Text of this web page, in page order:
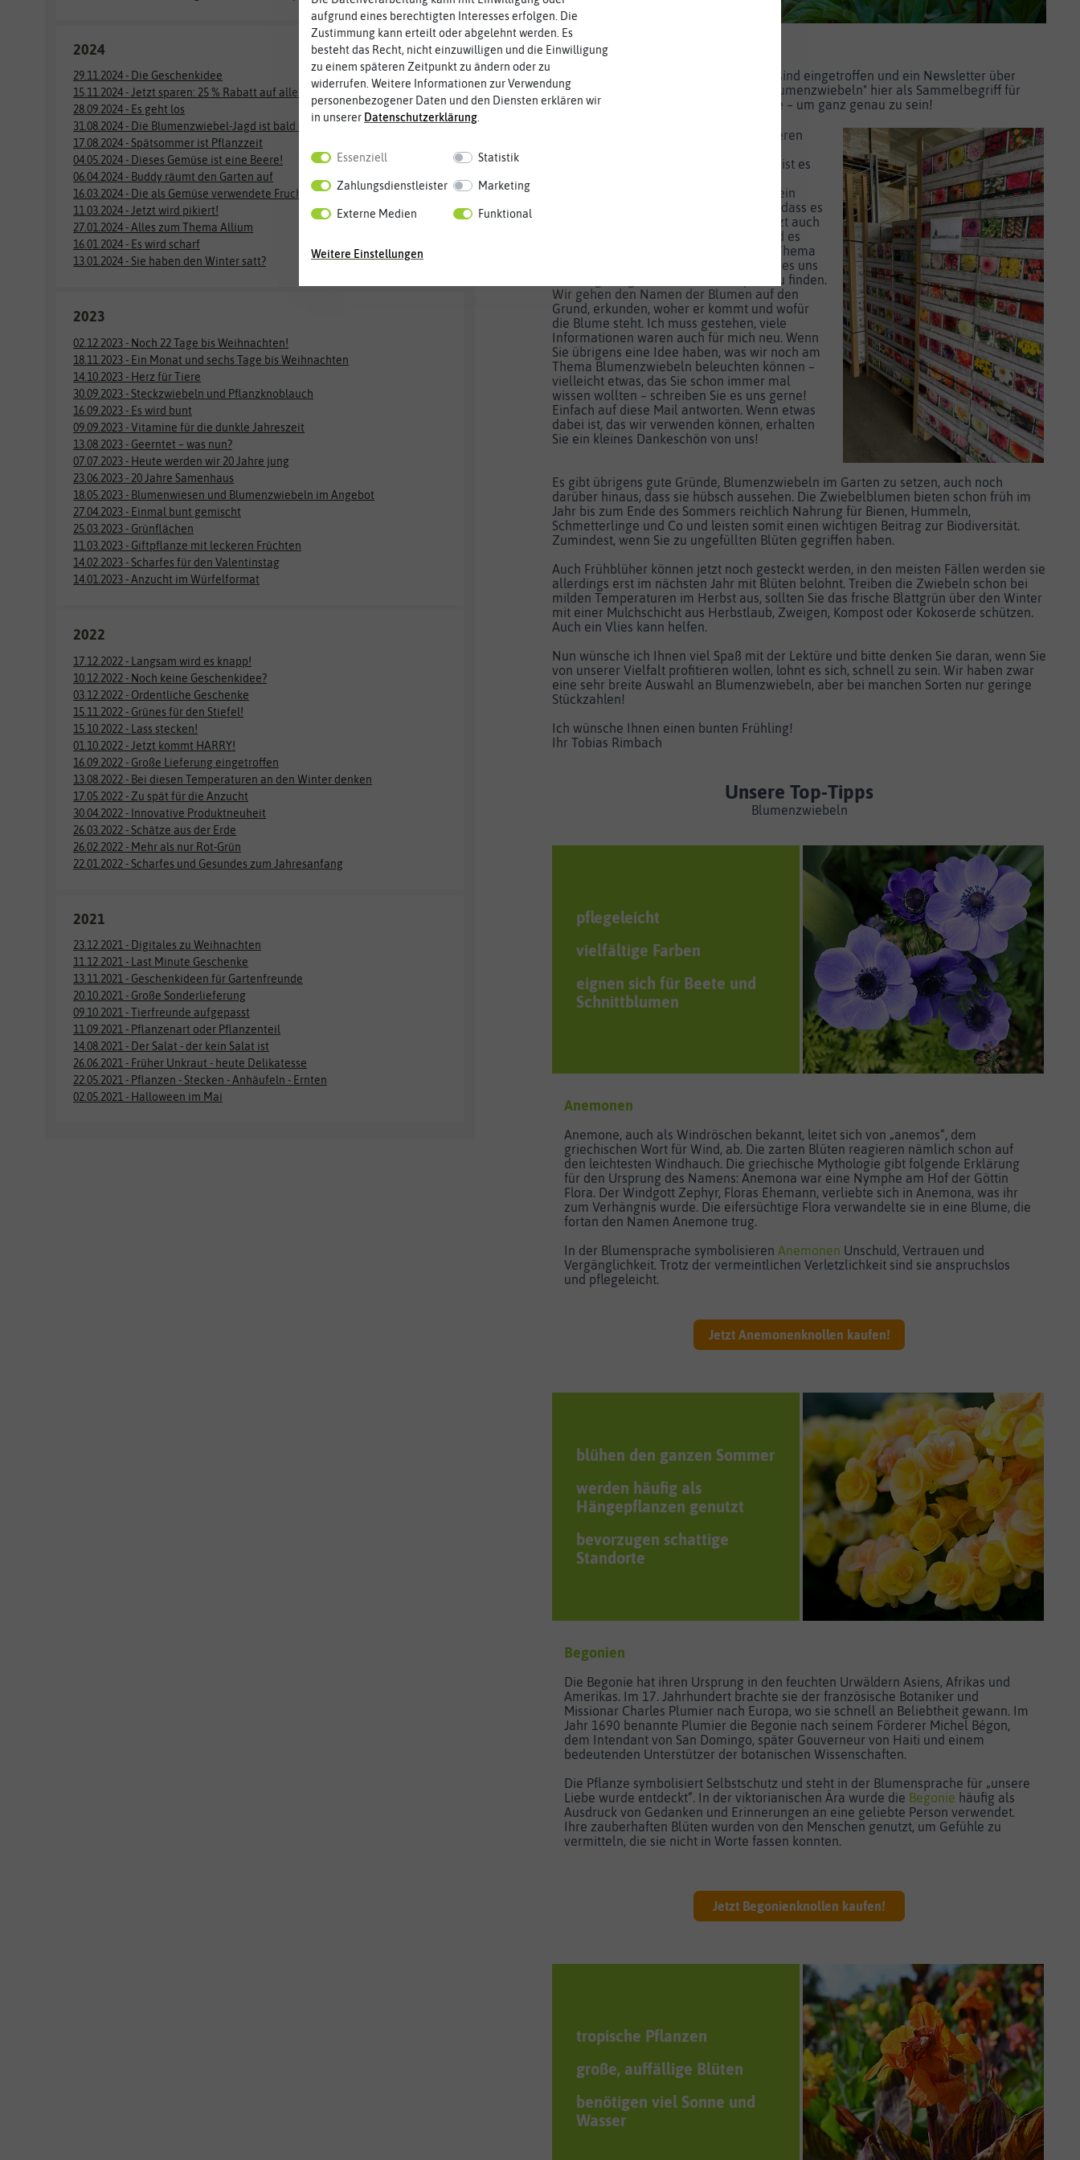
2024
13.01.2024 - Sie haben den Winter satt?
16.01.2024 - Es wird scharf
27.01.2024 - Alles zum Thema Allium
11.03.2024 - Jetzt wird pikiert!
16.03.2024 - Die als Gemüse verwendete Frucht, die eine Beere ist
06.04.2024 - Buddy räumt den Garten auf
04.05.2024 - Dieses Gemüse ist eine Beere!
17.08.2024 - Spätsommer ist Pflanzzeit
31.08.2024 - Die Blumenzwiebel-Jagd ist bald eröffnet
28.09.2024 - Es geht los
15.11.2024 - Jetzt sparen: 25 % Rabatt auf alle vorrätigen Produkte!
29.11.2024 - Die Geschenkidee
2023
14.01.2023 - Anzucht im Würfelformat
14.02.2023 - Scharfes für den Valentinstag
11.03.2023 - Giftpflanze mit leckeren Früchten
25.03.2023 - Grünflächen
27.04.2023 - Einmal bunt gemischt
18.05.2023 - Blumenwiesen und Blumenzwiebeln im Angebot
23.06.2023 - 20 Jahre Samenhaus
07.07.2023 - Heute werden wir 20 Jahre jung
13.08.2023 - Geerntet – was nun?
09.09.2023 - Vitamine für die dunkle Jahreszeit
16.09.2023 - Es wird bunt
30.09.2023 - Steckzwiebeln und Pflanzknoblauch
14.10.2023 - Herz für Tiere
18.11.2023 - Ein Monat und sechs Tage bis Weihnachten
02.12.2023 - Noch 22 Tage bis Weihnachten!
2022
22.01.2022 - Scharfes und Gesundes zum Jahresanfang
26.02.2022 - Mehr als nur Rot-Grün
26.03.2022 - Schätze aus der Erde
30.04.2022 - Innovative Produktneuheit
17.05.2022 - Zu spät für die Anzucht
13.08.2022 - Bei diesen Temperaturen an den Winter denken
16.09.2022 - Große Lieferung eingetroffen
01.10.2022 - Jetzt kommt HARRY!
15.10.2022 - Lass stecken!
15.11.2022 - Grünes für den Stiefel!
03.12.2022 - Ordentliche Geschenke
10.12.2022 - Noch keine Geschenkidee?
17.12.2022 - Langsam wird es knapp!
2021
02.05.2021 - Halloween im Mai
22.05.2021 - Pflanzen - Stecken - Anhäufeln - Ernten
26.06.2021 - Früher Unkraut - heute Delikatesse
14.08.2021 - Der Salat - der kein Salat ist
11.09.2021 - Pflanzenart oder Pflanzenteil
09.10.2021 - Tierfreunde aufgepasst
20.10.2021 - Große Sonderlieferung
13.11.2021 - Geschenkideen für Gartenfreunde
11.12.2021 - Last Minute Geschenke
23.12.2021 - Digitales zu Weihnachten
Hallo liebe:r Gartenfreund:in,
es ist wieder so weit: neue Lieferungen sind eingetroffen und ein Newsletter über
Blumenzwiebeln steht an. Wobei ich "Blumenzwiebeln" hier als Sammelbegriff für
Zwiebeln, Knollen und Rhizome benutze – um ganz genau zu sein!
Da es unser Anspruch ist, Ihnen mit unseren
Informatives zum Schmökern zu bieten, ist es
besonders schwer. Wie schaffen wir es, ein
Thema immer wieder so aufzuarbeiten, dass es
für Sie spannend bleibt? Und nicht zuletzt auch
für uns! Denn mit jedem Newsletter wird es
anspruchsvoller, neue Seiten zu einem Thema
zu entdecken. Ich glaube, dieses Mal ist es uns
wieder gelungen, einen neuen Aspekt zu finden.
Wir gehen den Namen der Blumen auf den
Grund, erkunden, woher er kommt und wofür
die Blume steht. Ich muss gestehen, viele
Informationen waren auch für mich neu. Wenn
Sie übrigens eine Idee haben, was wir noch am
Thema Blumenzwiebeln beleuchten können –
vielleicht etwas, das Sie schon immer mal
wissen wollten – schreiben Sie es uns gerne!
Einfach auf diese Mail antworten. Wenn etwas
dabei ist, das wir verwenden können, erhalten
Sie ein kleines Dankeschön von uns!
Es gibt übrigens gute Gründe, Blumenzwiebeln im Garten zu setzen, auch noch
darüber hinaus, dass sie hübsch aussehen. Die Zwiebelblumen bieten schon früh im
Jahr bis zum Ende des Sommers reichlich Nahrung für Bienen, Hummeln,
Schmetterlinge und Co und leisten somit einen wichtigen Beitrag zur Biodiversität.
Zumindest, wenn Sie zu ungefüllten Blüten gegriffen haben.
Auch Frühblüher können jetzt noch gesteckt werden, in den meisten Fällen werden sie
allerdings erst im nächsten Jahr mit Blüten belohnt. Treiben die Zwiebeln schon bei
milden Temperaturen im Herbst aus, sollten Sie das frische Blattgrün über den Winter
mit einer Mulchschicht aus Herbstlaub, Zweigen, Kompost oder Kokoserde schützen.
Auch ein Vlies kann helfen.
Nun wünsche ich Ihnen viel Spaß mit der Lektüre und bitte denken Sie daran, wenn Sie
von unserer Vielfalt profitieren wollen, lohnt es sich, schnell zu sein. Wir haben zwar
eine sehr breite Auswahl an Blumenzwiebeln, aber bei manchen Sorten nur geringe
Stückzahlen!
Ich wünsche Ihnen einen bunten Frühling!
Ihr Tobias Rimbach
Unsere Top-Tipps
Blumenzwiebeln
pflegeleicht
vielfältige Farben
eignen sich für Beete und
Schnittblumen
Anemonen
Anemone, auch als Windröschen bekannt, leitet sich von „anemos“, dem
griechischen Wort für Wind, ab. Die zarten Blüten reagieren nämlich schon auf
den leichtesten Windhauch. Die griechische Mythologie gibt folgende Erklärung
für den Ursprung des Namens: Anemona war eine Nymphe am Hof der Göttin
Flora. Der Windgott Zephyr, Floras Ehemann, verliebte sich in Anemona, was ihr
zum Verhängnis wurde. Die eifersüchtige Flora verwandelte sie in eine Blume, die
fortan den Namen Anemone trug.
In der Blumensprache symbolisieren Anemonen Unschuld, Vertrauen und
Vergänglichkeit. Trotz der vermeintlichen Verletzlichkeit sind sie anspruchslos
und pflegeleicht.
Jetzt Anemonenknollen kaufen!
blühen den ganzen Sommer
werden häufig als
Hängepflanzen genutzt
bevorzugen schattige
Standorte
Begonien
Die Begonie hat ihren Ursprung in den feuchten Urwäldern Asiens, Afrikas und
Amerikas. Im 17. Jahrhundert brachte sie der französische Botaniker und
Missionar Charles Plumier nach Europa, wo sie schnell an Beliebtheit gewann. Im
Jahr 1690 benannte Plumier die Begonie nach seinem Förderer Michel Bégon,
dem Intendant von San Domingo, später Gouverneur von Haiti und einem
bedeutenden Unterstützer der botanischen Wissenschaften.
Die Pflanze symbolisiert Selbstschutz und steht in der Blumensprache für „unsere
Liebe wurde entdeckt“. In der viktorianischen Ära wurde die Begonie häufig als
Ausdruck von Gedanken und Erinnerungen an eine geliebte Person verwendet.
Ihre zauberhaften Blüten wurden von den Menschen genutzt, um Gefühle zu
vermitteln, die sie nicht in Worte fassen konnten.
Jetzt Begonienknollen kaufen!
tropische Pflanzen
große, auffällige Blüten
benötigen viel Sonne und
Wasser
aufgrund eines berechtigten Interesses erfolgen. Die
Zustimmung kann erteilt oder abgelehnt werden. Es
besteht das Recht, nicht einzuwilligen und die Einwilligung
zu einem späteren Zeitpunkt zu ändern oder zu
widerrufen. Weitere Informationen zur Verwendung
personenbezogener Daten und den Diensten erklären wir
in unserer Daten­schutz­erklärung
Essenziell Statistik
Zahlungsdienstleister Marketing
Externe Medien Funktional
Weitere Einstellungen